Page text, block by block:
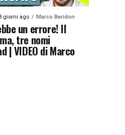
giorni ago Marco Baridon
un errore! Il
tre nomi
| VIDEO di Marco